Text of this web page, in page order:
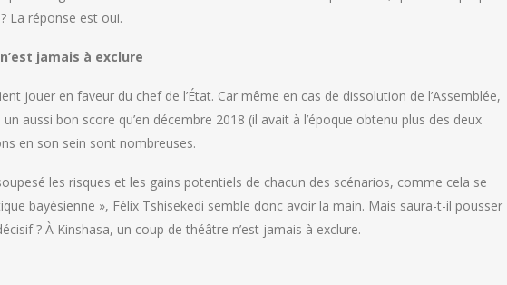
La réponse est oui.
jamais à exclure
jouer en faveur du chef de l’État. Car même en cas de dissolution de l’Assemblée,
aussi bon score qu’en décembre 2018 (il avait à l’époque obtenu plus des deux
en son sein sont nombreuses.
les risques et les gains potentiels de chacun des scénarios, comme cela se
bayésienne », Félix Tshisekedi semble donc avoir la main. Mais saura-t-il pousser
? À Kinshasa, un coup de théâtre n’est jamais à exclure.